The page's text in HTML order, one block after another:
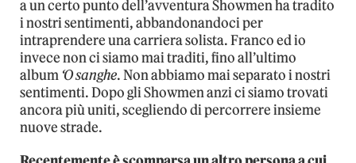
a un certo punto dell’avventura Showmen ha tradito
i nostri sentimenti, abbandonandoci per
intraprendere una carriera solista. Franco ed io
invece non ci siamo mai traditi, fino all’ultimo
album‘O sanghe. Non abbiamo mai separato i nostri
sentimenti. Dopo gli Showmen anzi ci siamo trovati
ancora più uniti, scegliendo di percorrere insieme
nuove strade.